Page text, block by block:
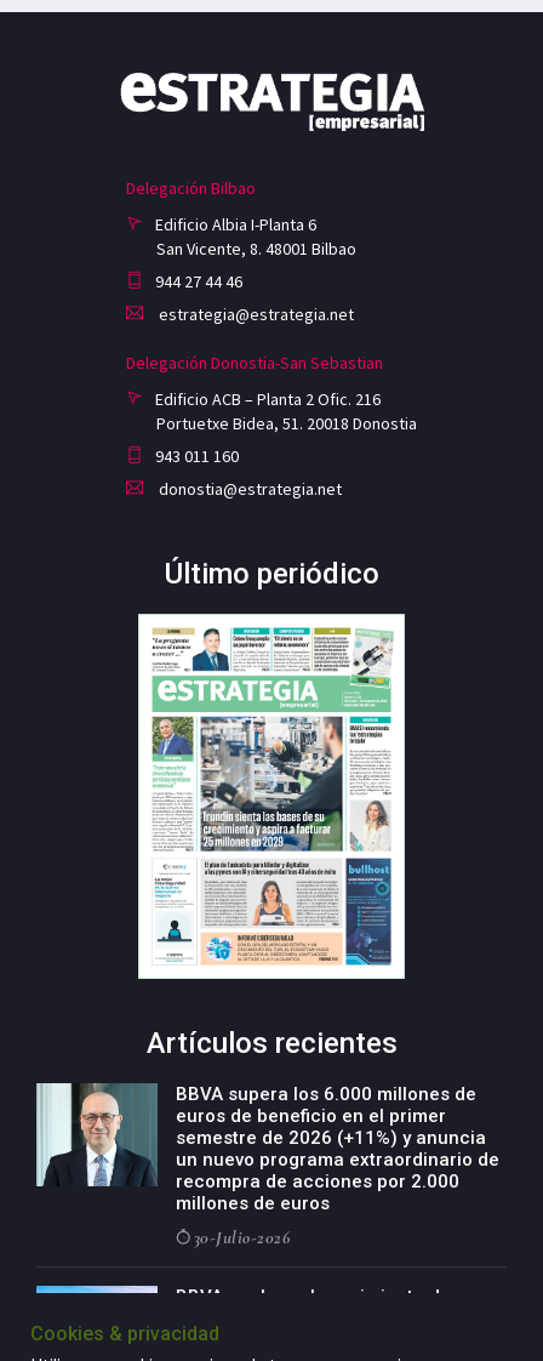
Delegación Bilbao
Edificio Albia I-Planta 6
San Vicente, 8. 48001 Bilbao
944 27 44 46
estrategia@estrategia.net
Delegación Donostia-San Sebastian
Edificio ACB – Planta 2 Ofic. 216
Portuetxe Bidea, 51. 20018 Donostia
943 011 160
donostia@estrategia.net
Último periódico
Artículos recientes
BBVA supera los 6.000 millones de
euros de beneficio en el primer
semestre de 2026 (+11%) y anuncia
un nuevo programa extraordinario de
recompra de acciones por 2.000
millones de euros
30-Julio-2026
BBVA acelera el crecimiento de su
de especialización presente en siete
Cookies & privacidad